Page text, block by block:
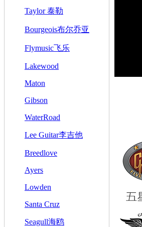
Taylor 泰勒
Bourgeois布尔乔亚
Flymusic飞乐
Lakewood
Maton
Gibson
WaterRoad
Lee Guitar李吉他
Breedlove
Ayers
Lowden
Santa Cruz
Seagull海鸥